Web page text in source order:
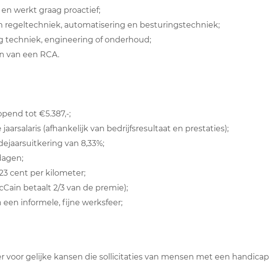
werkt graag proactief;
regeltechniek, automatisering en besturingstechniek;
techniek, engineering of onderhoud;
van een RCA.
tot €5.387,-;
jaarsalaris (afhankelijk van bedrijfsresultaat en prestaties);
van 8,33%;
cent per kilometer;
betaalt 2/3 van de premie);
informele, fijne werksfeer;
voor gelijke kansen die sollicitaties van mensen met een handicap